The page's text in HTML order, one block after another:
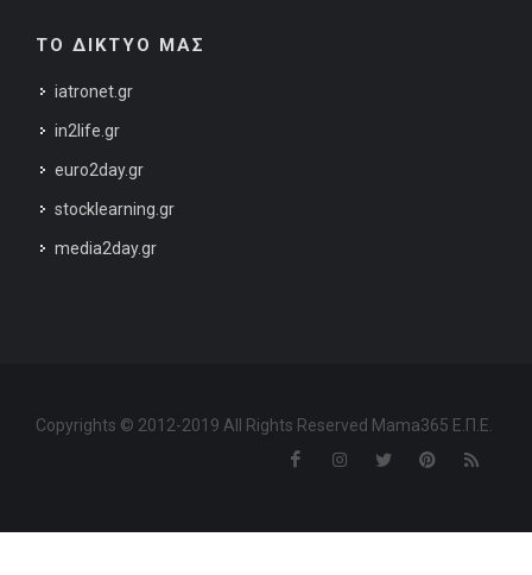
ΤΟ ΔΙΚΤΥΟ ΜΑΣ
iatronet.gr
in2life.gr
euro2day.gr
stocklearning.gr
media2day.gr
Copyrights © 2012-2019 All Rights Reserved Mama365 Ε.Π.Ε.